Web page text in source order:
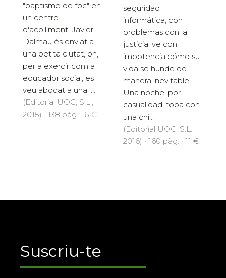
"baptisme de foc" en
un centre
d'acolliment, Javier
Dalmau és enviat a
una petita ciutat, on,
per a exercir com a
educador social, es
veu abocat a una l...
(Editorial UOC, S.L.,
2015) · 138 pàg. · 6 €
seguridad
informática, con
problemas con la
justicia, ve con
impotencia cómo su
vida se hunde de
manera inevitable.
Una noche, por
casualidad, topa con
una chi...
(Editorial UOC, S.L.,
2016) · 160 pàg. · 11 €
Suscriu-te